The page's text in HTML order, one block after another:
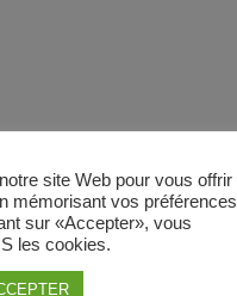
site Web pour vous offrir
mémorisant vos préférences
sur «Accepter», vous
les cookies.